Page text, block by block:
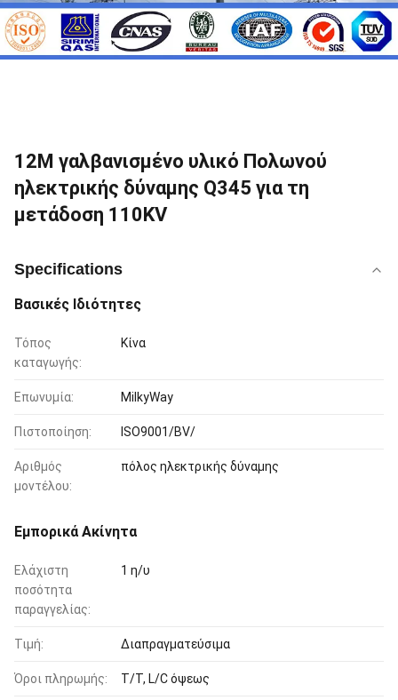
12M γαλβανισμένο υλικό Πολωνού
ηλεκτρικής δύναμης Q345 για τη
μετάδοση 110KV
Specifications
Βασικές Ιδιότητες
Τόπος
καταγωγής:
Κίνα
Επωνυμία: MilkyWay
Πιστοποίηση: ISO9001/BV/
Αριθμός
μοντέλου:
πόλος ηλεκτρικής δύναμης
Εμπορικά Ακίνητα
Ελάχιστη
ποσότητα
παραγγελίας:
1 η/υ
Τιμή: Διαπραγματεύσιμα
Όροι πληρωμής: T/T, L/C όψεως